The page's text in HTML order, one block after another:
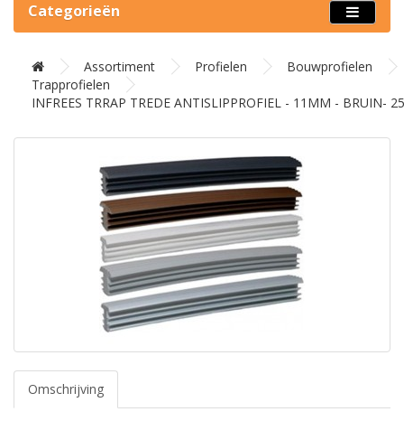
Categorieën
Assortiment Profielen
Bouwprofielen
Trapprofielen
INFREES TRRAP TREDE ANTISLIPPROFIEL - 11MM - BRUIN-
Omschrijving